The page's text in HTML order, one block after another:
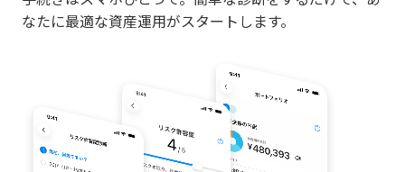
なたに最適な資産運用がスタートします。